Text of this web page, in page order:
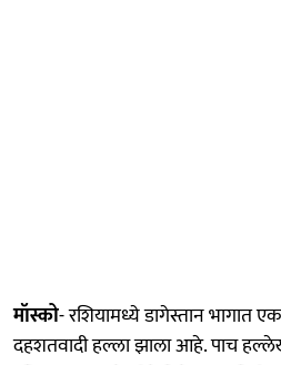
मॉस्को- रशियामध्ये डागेस्तान भागात
दहशतवादी हल्ला झाला आहे. पाच